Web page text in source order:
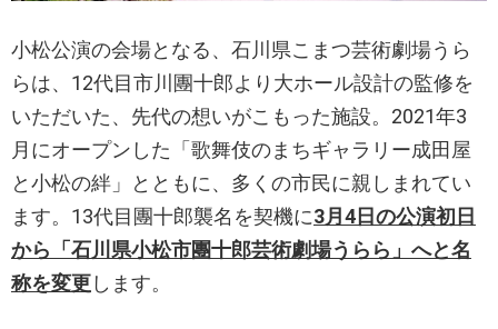
小松公演の会場となる、石川県こまつ芸術劇場うら
らは、12代目市川團十郎より大ホール設計の監修を
いただいた、先代の想いがこもった施設。2021年3
月にオープンした「歌舞伎のまちギャラリー成田屋
と小松の絆」とともに、多くの市民に親しまれてい
ます。13代目團十郎襲名を契機に3月4日の公演初日
から「石川県小松市團十郎芸術劇場うらら」へと名
称を変更します。